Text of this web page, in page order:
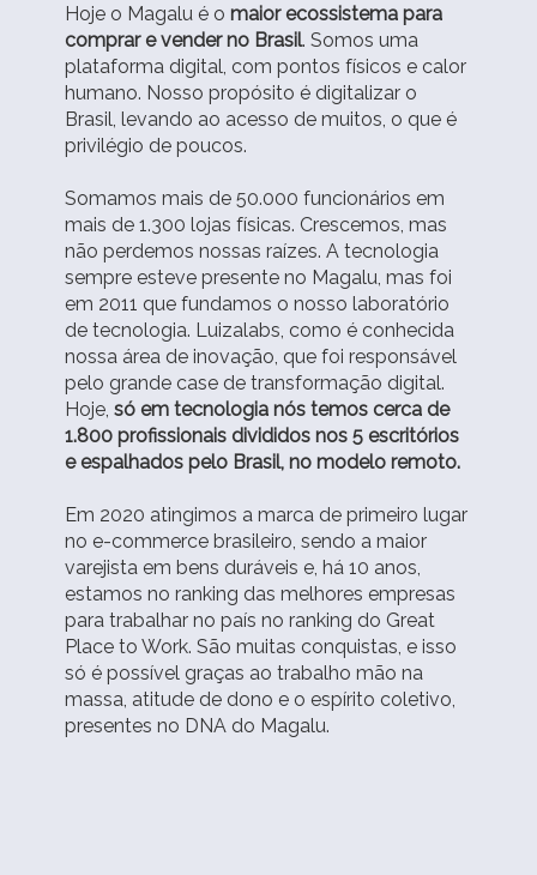
Hoje o Magalu é o maior ecossistema para
comprar e vender no Brasil. Somos uma
plataforma digital, com pontos físicos e calor
humano. Nosso propósito é digitalizar o
Brasil, levando ao acesso de muitos, o que é
privilégio de poucos.
Somamos mais de 50.000 funcionários em
mais de 1.300 lojas físicas. Crescemos, mas
não perdemos nossas raízes. A tecnologia
sempre esteve presente no Magalu, mas foi
em 2011 que fundamos o nosso laboratório
de tecnologia. Luizalabs, como é conhecida
nossa área de inovação, que foi responsável
pelo grande case de transformação digital.
Hoje, só em tecnologia nós temos cerca de
1.800 profissionais divididos nos 5 escritórios
e espalhados pelo Brasil, no modelo remoto.
Em 2020 atingimos a marca de primeiro lugar
no e-commerce brasileiro, sendo a maior
varejista em bens duráveis e, há 10 anos,
estamos no ranking das melhores empresas
para trabalhar no país no ranking do Great
Place to Work. São muitas conquistas, e isso
só é possível graças ao trabalho mão na
massa, atitude de dono e o espírito coletivo,
presentes no DNA do Magalu.